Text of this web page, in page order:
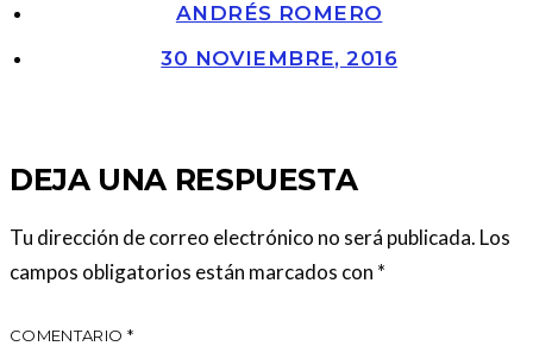
ANDRÉS ROMERO
30 NOVIEMBRE, 2016
DEJA UNA RESPUESTA
Tu dirección de correo electrónico no será publicada. Los
campos obligatorios están marcados con *
COMENTARIO *